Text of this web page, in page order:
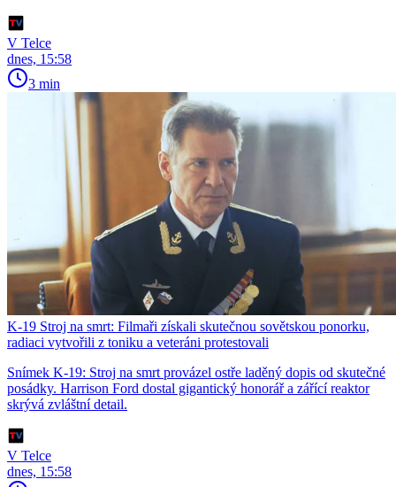
V Telce
dnes, 15:58
3 min
K-19 Stroj na smrt: Filmaři získali skutečnou sovětskou ponorku,
radiaci vytvořili z toniku a veteráni protestovali
Snímek K-19: Stroj na smrt provázel ostře laděný dopis od skutečné
posádky. Harrison Ford dostal gigantický honorář a zářící reaktor
skrývá zvláštní detail.
V Telce
dnes, 15:58